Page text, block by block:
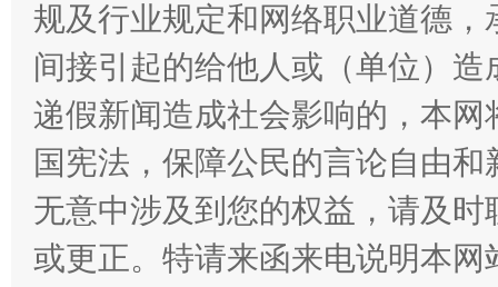
规及行业规定和网络职业道德
间接引起的给他人或（单位）
递假新闻造成社会影响的，本
国宪法，保障公民的言论自由
无意中涉及到您的权益，请及
或更正。特请来函来电说明本